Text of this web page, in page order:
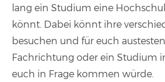
lang ein Studium eine
könnt. Dabei könnt ihre
besuchen und für euch
Fachrichtung oder ein Studium
euch in Frage kommen würde.